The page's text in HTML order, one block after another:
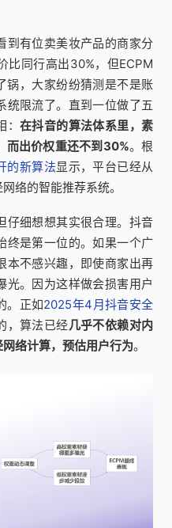
到有位卖美妆产品的商家分
比同行高出30%，但ECPM
锅，大家纷纷猜测是不是账
统限流了。直到一位做了五
在抖音的算法体系里，素
而出价权重还不到30%。根
的新算法显示，平台已经从
络的智能推荐系统。
仔细想想其实很合理。抖音
终是第一位的。如果一个广
本不感兴趣，即使商家出再
光。因为这样做会损害用户
。正如2025年4月抖音安全
，算法已经几乎不依赖对内
络计算，预估用户行为。